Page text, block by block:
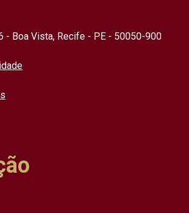
- Boa Vista, Recife - PE - 50050-900